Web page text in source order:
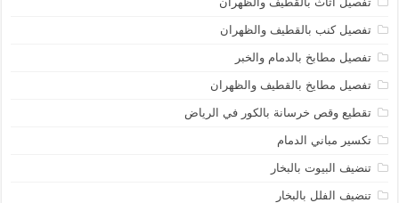
تفصيل كنب بالقطيف والظهران
تفصيل مطابخ بالدمام والخبر
تفصيل مطايخ بالقطيف والظهران
تقطيع وقص خرسانة بالكور في الرياض
تكسير مباني الدمام
تنضيف البيوت بالبخار
تنضيف الفلل بالبخار